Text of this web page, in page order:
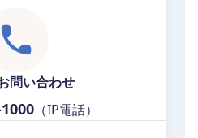
問い合わせ
（IP電話）